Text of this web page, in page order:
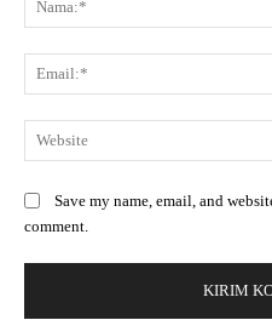
Save my name, email, and
comment.